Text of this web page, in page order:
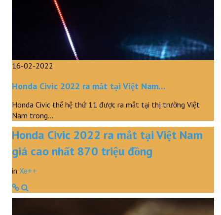
Clip
16-02-2022
Honda Civic 2022 ra mắt tại Việt Nam…
Honda Civic thế hệ thứ 11 được ra mắt tại thị trường Việt
Nam trong…
Honda Civic 2022 ra mắt tại Việt Nam
giá cao nhất 870 triệu đồng
in Xe++